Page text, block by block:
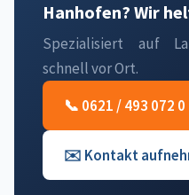
Hanhofen? Wir
Spezialisiert auf
schnell vor Ort.
📞 0621 / 493 072 0
✉️ Kontakt